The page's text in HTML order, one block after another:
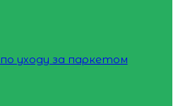
уходу за паркетом